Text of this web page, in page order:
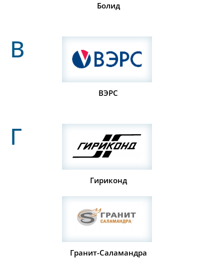
Болид
В
ВЭРС
Г
Гириконд
Гранит-Саламандра